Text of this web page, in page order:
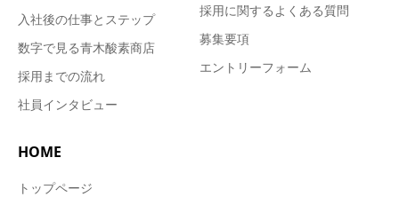
入社後の仕事とステップ
数字で見る青木酸素商店
採用までの流れ
社員インタビュー
採用に関するよくある質問
募集要項
エントリーフォーム
HOME
トップページ